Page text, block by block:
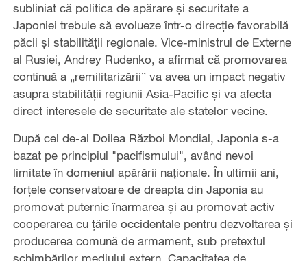
subliniat că politica de apărare și securitate a
Japoniei trebuie să evolueze într-o direcție favorabilă
păcii și stabilității regionale. Vice-ministrul de Externe
al Rusiei, Andrey Rudenko, a afirmat că promovarea
continuă a „remilitarizării” va avea un impact negativ
asupra stabilității regiunii Asia-Pacific și va afecta
direct interesele de securitate ale statelor vecine.
După cel de-al Doilea Război Mondial, Japonia s-a
bazat pe principiul "pacifismului", având nevoi
limitate în domeniul apărării naţionale. În ultimii ani,
forțele conservatoare de dreapta din Japonia au
promovat puternic înarmarea și au promovat activ
cooperarea cu țările occidentale pentru dezvoltarea și
producerea comună de armament, sub pretextul
schimbărilor mediului extern. Capacitatea de